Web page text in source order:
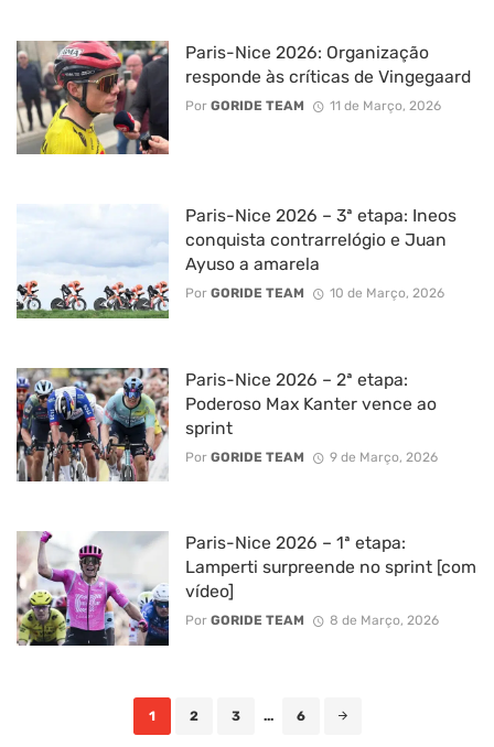
Paris-Nice 2026: Organização
responde às críticas de Vingegaard
Por GORIDE TEAM 11 de Março, 2026
Paris-Nice 2026 – 3ª etapa: Ineos
conquista contrarrelógio e Juan
Ayuso a amarela
Por GORIDE TEAM 10 de Março, 2026
Paris-Nice 2026 – 2ª etapa:
Poderoso Max Kanter vence ao
sprint
Por GORIDE TEAM 9 de Março, 2026
Paris-Nice 2026 – 1ª etapa:
Lamperti surpreende no sprint [com
vídeo]
Por GORIDE TEAM 8 de Março, 2026
1 2 3 ... 6